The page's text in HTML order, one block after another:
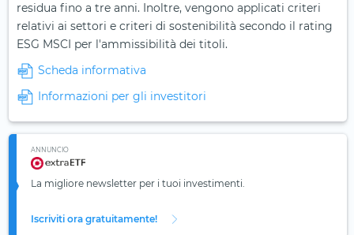
residua fino a tre anni. Inoltre, vengono applicati criteri
relativi ai settori e criteri di sostenibilità secondo il rating
ESG MSCI per l'ammissibilità dei titoli.
Scheda informativa
Informazioni per gli investitori
ANNUNCIO
La migliore newsletter per i tuoi investimenti.
Iscriviti ora gratuitamente!